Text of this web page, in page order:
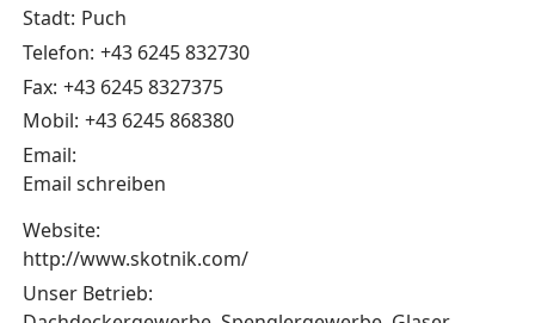
Stadt: Puch
Telefon: +43 6245 832730
Fax: +43 6245 8327375
Mobil: +43 6245 868380
Email:
Email schreiben
Website:
http://www.skotnik.com/
Unser Betrieb: